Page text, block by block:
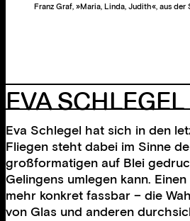
Franz Graf, »Maria, Linda, Judith«, aus
EVA SCHLEGEL
Eva Schlegel hat sich in den
Fliegen steht dabei im Sinne
großformatigen auf Blei
Gelingens umlegen kann.
mehr konkret fassbar – die
von Glas und anderen